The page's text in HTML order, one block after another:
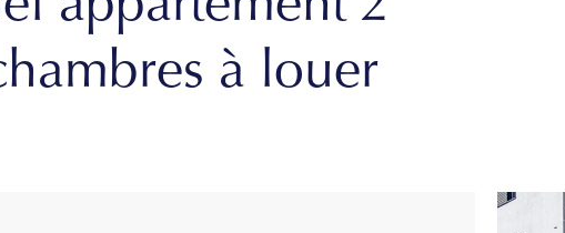
à louer